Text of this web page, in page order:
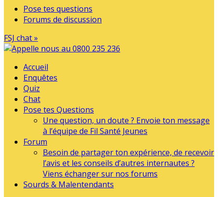
Pose tes questions
Forums de discussion
FSJ chat »
Accueil
Enquêtes
Quiz
Chat
Pose tes Questions
Une question, un doute ? Envoie ton message
à l’équipe de Fil Santé Jeunes
Forum
Besoin de partager ton expérience, de recevoir
l’avis et les conseils d’autres internautes ?
Viens échanger sur nos forums
Sourds & Malentendants